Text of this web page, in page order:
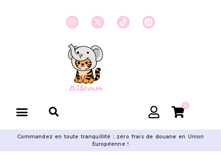
0
Commandez en toute tranquillité : zéro frais de douane en Union
Européenne !